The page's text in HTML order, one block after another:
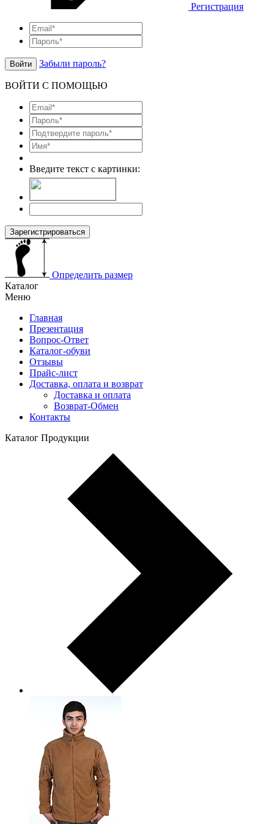
Регистрация
Войти Забыли пароль?
ВОЙТИ С ПОМОЩЬЮ
Введите текст с картинки:
Зарегистрироваться
Определить размер
Каталог
Меню
Главная
Презентация
Вопрос-Ответ
Каталог-обуви
Отзывы
Прайс-лист
Доставка, оплата и возврат
Доставка и оплата
Возврат-Обмен
Контакты
Каталог Продукции